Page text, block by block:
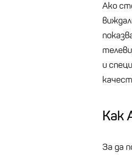
Ако
и
Как
За да